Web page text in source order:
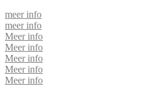
meer info
meer info
Meer info
Meer info
Meer info
Meer info
Meer info